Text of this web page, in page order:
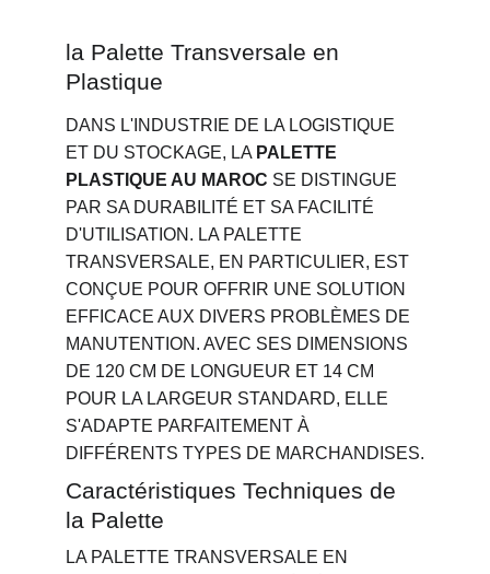
la Palette Transversale en
Plastique
DANS L'INDUSTRIE DE LA LOGISTIQUE
ET DU STOCKAGE, LA PALETTE
PLASTIQUE AU MAROC SE DISTINGUE
PAR SA DURABILITÉ ET SA FACILITÉ
D'UTILISATION. LA PALETTE
TRANSVERSALE, EN PARTICULIER, EST
CONÇUE POUR OFFRIR UNE SOLUTION
EFFICACE AUX DIVERS PROBLÈMES DE
MANUTENTION. AVEC SES DIMENSIONS
DE 120 CM DE LONGUEUR ET 14 CM
POUR LA LARGEUR STANDARD, ELLE
S'ADAPTE PARFAITEMENT À
DIFFÉRENTS TYPES DE MARCHANDISES.
Caractéristiques Techniques de
la Palette
LA PALETTE TRANSVERSALE EN